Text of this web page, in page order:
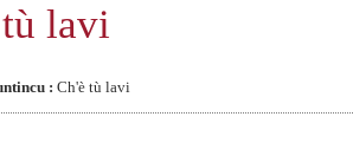
lavi
: Ch'è tù lavi